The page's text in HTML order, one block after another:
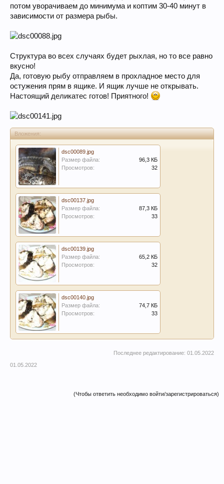
потом уворачиваем до минимума и коптим 30-40 минут в
зависимости от размера рыбы.
Структура во всех случаях будет рыхлая, но то все равно
вкусно!
Да, готовую рыбу отправляем в прохладное место для
остужения прям в ящике. И ящик лучше не открывать.
Настоящий деликатес готов! Приятного!
Вложения:
dsc00089.jpg
Размер файла:
96,3 КБ
Просмотров:
32
dsc00137.jpg
Размер файла:
87,3 КБ
Просмотров:
33
dsc00139.jpg
Размер файла:
65,2 КБ
Просмотров:
32
dsc00140.jpg
Размер файла:
74,7 КБ
Просмотров:
33
Последнее редактирование: 01.05.2022
01.05.2022
(Чтобы ответить необходимо войти/зарегистрироваться)